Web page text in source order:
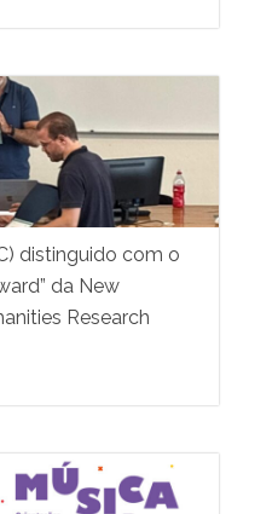
distinguido com o
da New
Research